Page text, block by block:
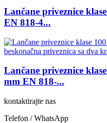
Lančane priveznice
EN 818-4...
Lančane priveznice
mm EN 818-...
kontaktirajte nas
Telefon / WhatsApp